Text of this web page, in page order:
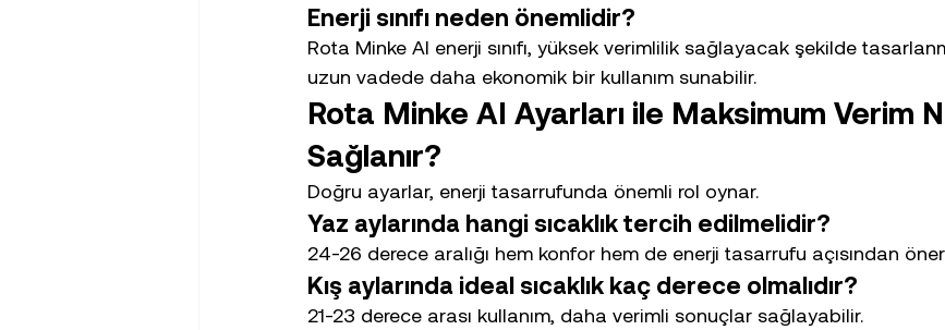
Enerji sınıfı neden önemlidir?
Rota Minke AI enerji sınıfı, yüksek verimlilik sağlayacak şekilde
uzun vadede daha ekonomik bir kullanım sunabilir.
Rota Minke AI Ayarları ile Maksimum Verim
Sağlanır?
Doğru ayarlar, enerji tasarrufunda önemli rol oynar.
Yaz aylarında hangi sıcaklık tercih edilmelidir?
24-26 derece aralığı hem konfor hem de enerji tasarrufu açısından
Kış aylarında ideal sıcaklık kaç derece olmalıdır?
21-23 derece arası kullanım, daha verimli sonuçlar sağlayabilir.